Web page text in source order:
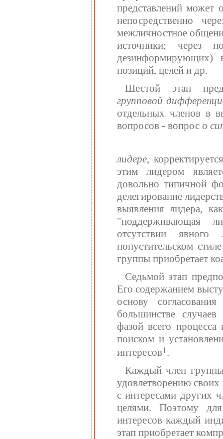
представлений может
непосредственно
межличностное
источники; через
дезинформирующих)
позиций, целей и др.
Шестой этап
групповой
отдельных членов в
вопросов - вопрос о
лидере,
этим лидером
довольно типичной
делегирование
выявления лидера,
"поддерживающая
отсутствии
попустительском
группы приобретает
Седьмой этап
Его содержанием
основу
большинстве
фазой всего
поиском и
интересов1.
Каждый член
удовлетворению
с интересами других
целями. Поэтому
интересов каждый
этап приобретает